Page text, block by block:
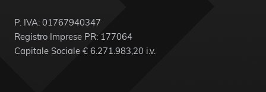
P. IVA: 01767940347
Registro Imprese PR: 177064
Capitale Sociale € 6.271.983,20 i.v.